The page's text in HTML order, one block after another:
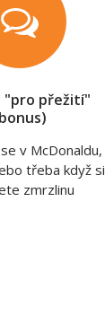
"pro přežití"
v McDonaldu,
třeba když si
zmrzlinu